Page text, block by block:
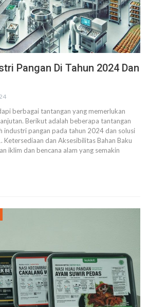
Pangan Di Tahun 2024 Dan
berbagai tantangan yang memerlukan
Berikut adalah beberapa tantangan
industri pangan pada tahun 2024 dan solusi
Ketersediaan dan Aksesibilitas Bahan Baku
iklim dan bencana alam yang semakin